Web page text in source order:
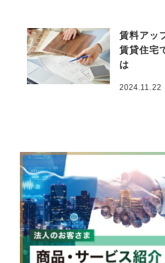
賃料アッ
賃貸住宅
は
投稿日
2024.11.22